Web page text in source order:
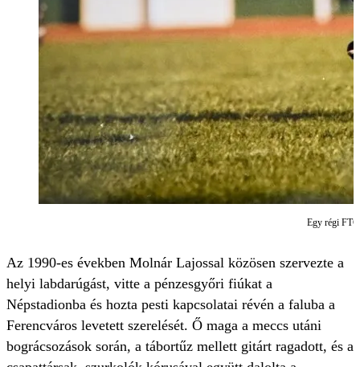
Egy régi
Az 1990-es években Molnár Lajossal közösen szervezte a
helyi labdarúgást, vitte a pénzesgyőri fiúkat a
Népstadionba és hozta pesti kapcsolatai révén a faluba a
Ferencváros levetett szerelését. Ő maga a meccs utáni
bográcsozások során, a tábortűz mellett gitárt ragadott, és a